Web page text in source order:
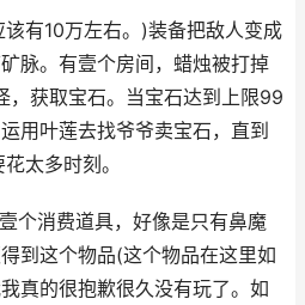
有10万左右。)装备把敌人变成
脉。有壹个房间，蜡烛被打掉
，获取宝石。当宝石达到上限99
用叶莲去找爷爷卖宝石，直到
太多时刻。
个消费道具，好像是只有鼻魔
到这个物品(这个物品在这里如
真的很抱歉很久没有玩了。如